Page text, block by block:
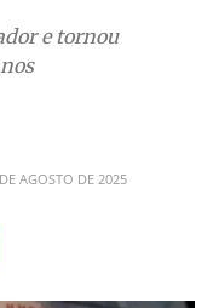
e tornou
AGOSTO DE 2025